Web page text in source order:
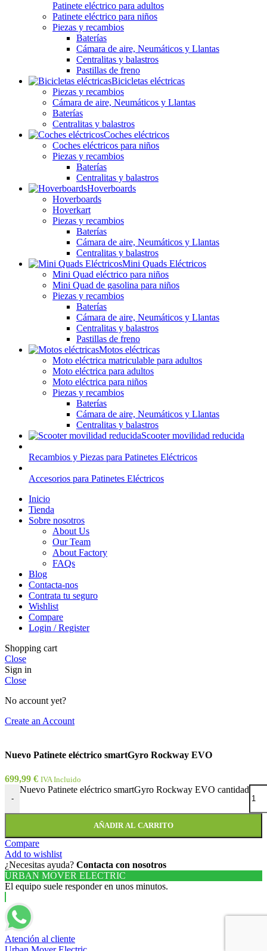
Patinete eléctrico para adultos
Patinete eléctrico para niños
Piezas y recambios
Baterías
Cámara de aire, Neumáticos y Llantas
Centralitas y balastros
Pastillas de freno
Bicicletas eléctricas
Piezas y recambios
Cámara de aire, Neumáticos y Llantas
Baterías
Centralitas y balastros
Coches eléctricos
Coches eléctricos para niños
Piezas y recambios
Baterías
Centralitas y balastros
Hoverboards
Hoverboards
Hoverkart
Piezas y recambios
Baterías
Cámara de aire, Neumáticos y Llantas
Centralitas y balastros
Mini Quads Eléctricos
Mini Quad eléctrico para niños
Mini Quad de gasolina para niños
Piezas y recambios
Baterías
Cámara de aire, Neumáticos y Llantas
Centralitas y balastros
Pastillas de freno
Motos eléctricas
Moto eléctrica matriculable para adultos
Moto eléctrica para adultos
Moto eléctrica para niños
Piezas y recambios
Baterías
Cámara de aire, Neumáticos y Llantas
Centralitas y balastros
Scooter movilidad reducida
Recambios y Piezas para Patinetes Eléctricos
Accesorios para Patinetes Eléctricos
Inicio
Tienda
Sobre nosotros
About Us
Our Team
About Factory
FAQs
Blog
Contacta-nos
Contrata tu seguro
Wishlist
Compare
Login / Register
Shopping cart
Close
Sign in
Close
No account yet?
Create an Account
Nuevo Patinete eléctrico smartGyro Rockway EVO
699,99 € IVA Incluido
-
Nuevo Patinete eléctrico smartGyro Rockway EVO cantidad
AÑADIR AL CARRITO
Compare
Add to wishlist
¿Necesitas ayuda? Contacta con nosotros
URBAN MOVER ELECTRIC
El equipo suele responder en unos minutos.
Atención al cliente